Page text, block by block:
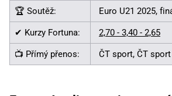
🏆 Soutěž: Euro U21 2025,
✔ Kurzy Fortuna: 2,70 - 3,40 - 2,65
📺 Přímý přenos: ČT sport, ČT